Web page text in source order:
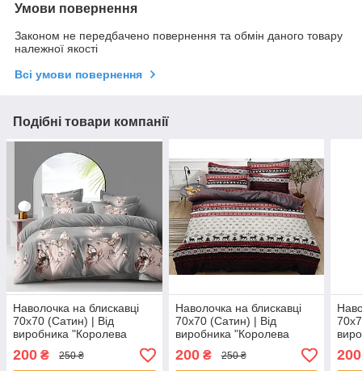
Умови повернення
Законом не передбачено повернення та обмін даного товару
належної якості
Всі умови повернення
Подібні товари компанії
Наволочка на блискавці
70х70 (Сатин) | Від
виробника "Королева
Ночі" | Метелики на сірому
200 ₴ 250 ₴
Наволочка на блискавці
70х70 (Сатин) | Від
виробника "Королева
Ночі" | Новорічний
орнамент, сніжинки, олені
200₴ 250 ₴ 200